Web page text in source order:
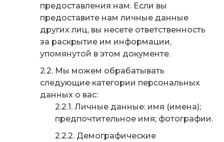
предоставления нам. Если вы
предоставите нам личные данные
других лиц, вы несете ответственность
за раскрытие им информации,
упомянутой в этом документе.
Мы можем обрабатывать
следующие категории персональных
данных о вас:
Личные данные: имя (имена);
предпочтительное имя; фотографии.
Демографические